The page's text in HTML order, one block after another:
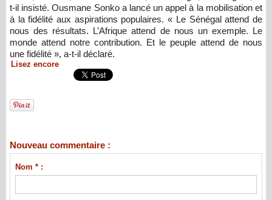
t-il insisté. Ousmane Sonko a lancé un appel à la mobilisation et
à la fidélité aux aspirations populaires. « Le Sénégal attend de
nous des résultats. L’Afrique attend de nous un exemple. Le
monde attend notre contribution. Et le peuple attend de nous
une fidélité », a-t-il déclaré.
Lisez encore
Nouveau commentaire :
Nom * :